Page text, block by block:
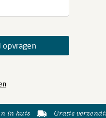
in huis Gratis